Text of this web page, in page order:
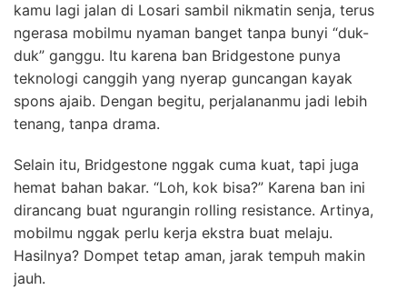
kamu lagi jalan di Losari sambil nikmatin senja, terus
ngerasa mobilmu nyaman banget tanpa bunyi “duk-
duk” ganggu. Itu karena ban Bridgestone punya
teknologi canggih yang nyerap guncangan kayak
spons ajaib. Dengan begitu, perjalananmu jadi lebih
tenang, tanpa drama.
Selain itu, Bridgestone nggak cuma kuat, tapi juga
hemat bahan bakar. “Loh, kok bisa?” Karena ban ini
dirancang buat ngurangin rolling resistance. Artinya,
mobilmu nggak perlu kerja ekstra buat melaju.
Hasilnya? Dompet tetap aman, jarak tempuh makin
jauh.